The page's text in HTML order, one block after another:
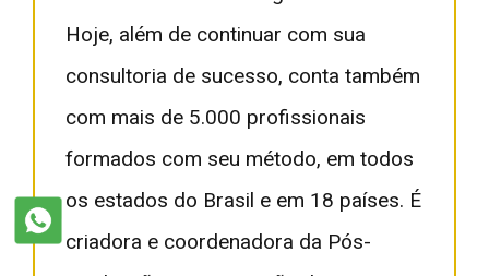
Hoje, além de continuar com sua
consultoria de sucesso, conta também
com mais de 5.000 profissionais
formados com seu método, em todos
os estados do Brasil e em 18 países. É
criadora e coordenadora da Pós-